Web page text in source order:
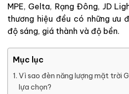
MPE, Gelta, Rạng Đông, JD
thương hiệu đều có những ưu
độ sáng, giá thành và độ bền.
Mục lục
Vì sao đèn năng lượng mặt trời
lựa chọn?